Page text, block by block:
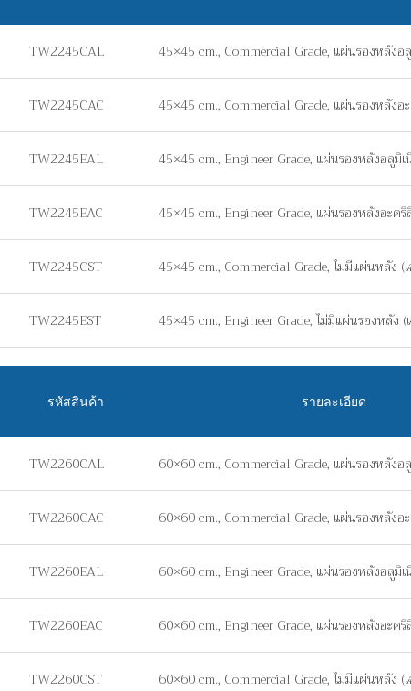
TW2245CAL 45×45 cm., Commercial Grade, แผ่นรองหลัง
TW2245CAC 45×45 cm., Commercial Grade, แผ่นรองหลัง
TW2245EAL 45×45 cm., Engineer Grade, แผ่นรองหลังอลูมิ
TW2245EAC 45×45 cm., Engineer Grade, แผ่นรองหลังอะค
TW2245CST 45×45 cm., Commercial Grade, ไม่มีแผ่นหลัง (
TW2245EST 45×45 cm., Engineer Grade, ไม่มีแผ่นรองหลัง (
รหัสสินค้า รายละเอียด
TW2260CAL 60×60 cm., Commercial Grade, แผ่นรองหลัง
TW2260CAC 60×60 cm., Commercial Grade, แผ่นรองหลัง
TW2260EAL 60×60 cm., Engineer Grade, แผ่นรองหลังอลูมิ
TW2260EAC 60×60 cm., Engineer Grade, แผ่นรองหลังอะค
TW2260CST 60×60 cm., Commercial Grade, ไม่มีแผ่นหลัง (